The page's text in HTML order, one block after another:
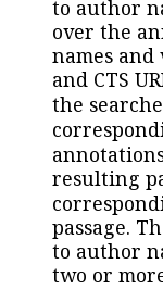
to author
over the
names
and CTS
the
resulting
passage.
to author
two or